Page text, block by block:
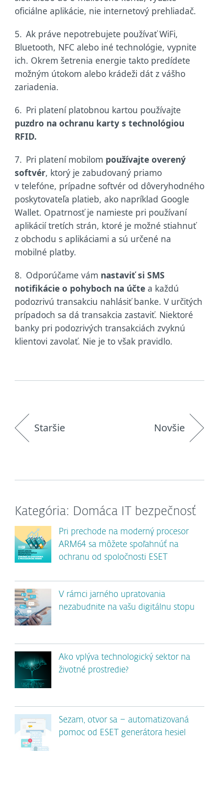
oficiálne aplikácie, nie internetový prehliadač.
5. Ak práve nepotrebujete používať WiFi,
Bluetooth, NFC alebo iné technológie, vypnite
ich. Okrem šetrenia energie takto predídete
možným útokom alebo krádeži dát z vášho
zariadenia.
6. Pri platení platobnou kartou používajte
puzdro na ochranu karty s technológiou
RFID.
7. Pri platení mobilom používajte overený
softvér, ktorý je zabudovaný priamo
v telefóne, prípadne softvér od dôveryhodného
poskytovateľa platieb, ako napríklad Google
Wallet. Opatrnosť je namieste pri používaní
aplikácií tretích strán, ktoré je možné stiahnuť
z obchodu s aplikáciami a sú určené na
mobilné platby.
8. Odporúčame vám nastaviť si SMS
notifikácie o pohyboch na účte a každú
podozrivú transakciu nahlásiť banke. V určitých
prípadoch sa dá transakcia zastaviť. Niektoré
banky pri podozrivých transakciách zvyknú
klientovi zavolať. Nie je to však pravidlo.
Staršie Novšie
Kategória: Domáca IT bezpečnosť
Pri prechode na moderný procesor
ARM64 sa môžete spoľahnúť na
ochranu od spoločnosti ESET
V rámci jarného upratovania
nezabudnite na vašu digitálnu stopu
Ako vplýva technologický sektor na
životné prostredie?
Sezam, otvor sa – automatizovaná
pomoc od ESET generátora hesiel